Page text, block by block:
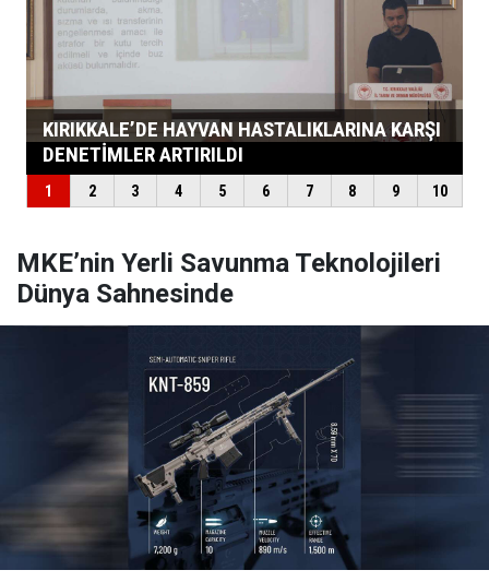
MKE’nin Yerli Savunma Teknolojileri
Dünya Sahnesinde